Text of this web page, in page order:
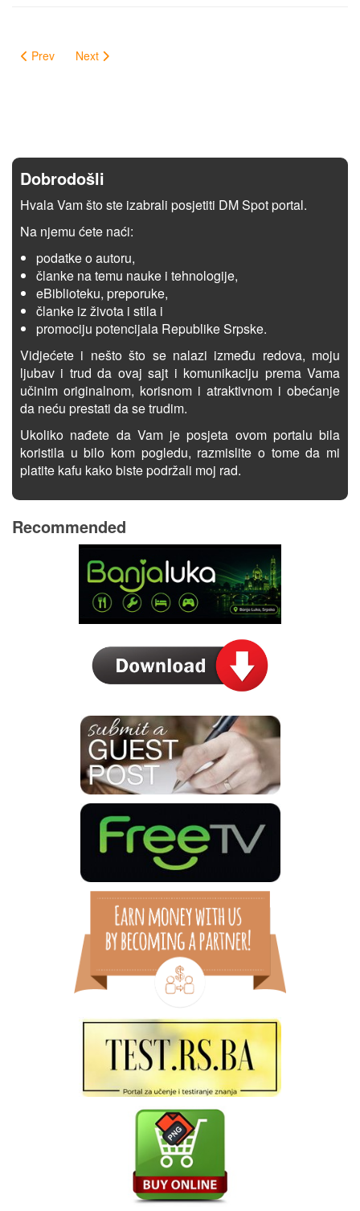
Prev Next
Dobrodošli
Hvala Vam što ste izabrali posjetiti DM Spot portal.
Na njemu ćete naći:
podatke o autoru,
članke na temu nauke i tehnologije,
eBiblioteku, preporuke,
članke iz života i stila i
promociju potencijala Republike Srpske.
Vidjećete i nešto što se nalazi između redova, moju
ljubav i trud da ovaj sajt i komunikaciju prema Vama
učinim originalnom, korisnom i atraktivnom i obećanje
da neću prestati da se trudim.
Ukoliko nađete da Vam je posjeta ovom portalu bila
koristila u bilo kom pogledu, razmislite o tome da mi
platite kafu kako biste podržali moj rad.
Recommended